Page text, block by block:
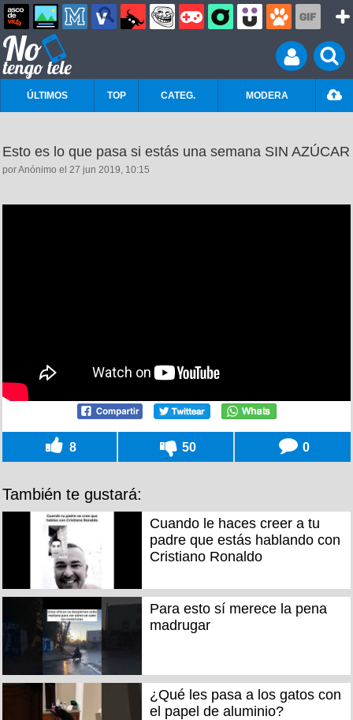
ÚLTIMOS TOP CATEG. MODERA
Esto es lo que pasa si estás una semana SIN AZÚCAR
por Anónimo el 27 jun 2019, 10:15
8 50 0
También te gustará:
Cuando le haces creer a tu
padre que estás hablando con
Cristiano Ronaldo
Para esto sí merece la pena
madrugar
¿Qué les pasa a los gatos con
el papel de aluminio?